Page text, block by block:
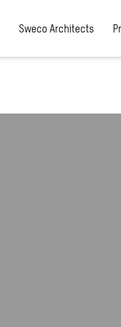
Sweco Architects